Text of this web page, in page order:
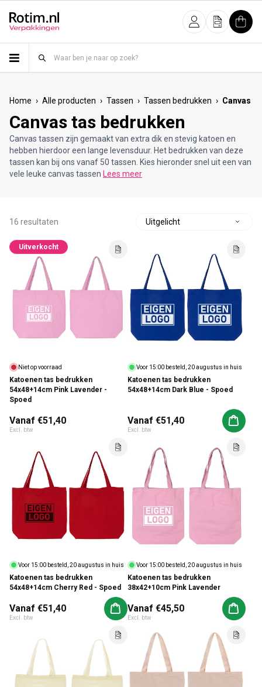
InloggenOfferte
Home › Alle producten › Tassen › Tassen bedrukken › Canvas
Canvas tas bedrukken
Canvas tassen zijn gemaakt van extra dik en stevig katoen en
hebben hierdoor een lange levensduur. Het bedrukken van deze
tassen kan bij ons vanaf 50 tassen. Kies hieronder snel uit een van
vele leuke canvas tassen Lees meer
16 resultaten
Uitverkocht
Niet op voorraad
Katoenen tas bedrukken
54x48+14cm Pink Lavender -
Spoed
Normale prijs
Vanaf €51,40
Excl. btw
Voor 15:00 besteld, 20 augustus in huis
Katoenen tas bedrukken
54x48+14cm Dark Blue - Spoed
Normale prijs
Vanaf €51,40
Excl. btw
Aan
Voor 15:00 besteld, 20 augustus in huis
Katoenen tas bedrukken
54x48+14cm Cherry Red - Spoed
Normale prijs
Vanaf €51,40
Excl. btw
Aan winkelwagen toevoegen
Voor 15:00 besteld, 20 augustus in huis
Katoenen tas bedrukken
38x42+10cm Pink Lavender
Normale prijs
Vanaf €45,50
Excl. btw
Aan